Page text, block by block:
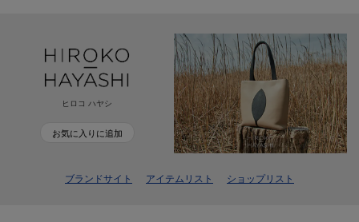
ヒロコ ハヤシ
お気に入りに追加
ブランドサイト アイテムリスト ショップリスト